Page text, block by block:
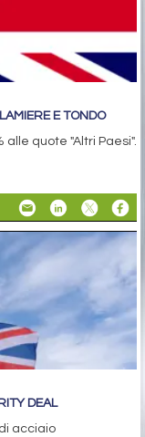
E TONDO
quote "Altri Paesi".
DEAL
acciaio